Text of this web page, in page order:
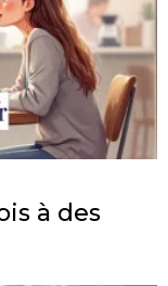
à des